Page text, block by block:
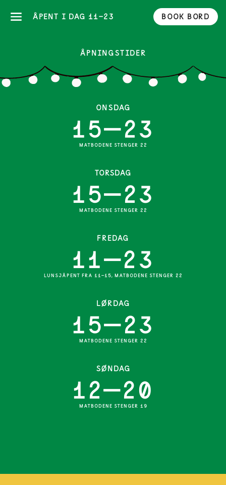
ÅPENT I DAG 11-23 BOOK BORD
ÅPNINGSTIDER
ONSDAG
15—23
MATBODENE STENGER 22
TORSDAG
15—23
MATBODENE STENGER 22
FREDAG
11—23
LUNSJÅPENT FRA 11-15, MATBODENE STENGER 22
LØRDAG
15—23
MATBODENE STENGER 22
SØNDAG
12—20
MATBODENE STENGER 19